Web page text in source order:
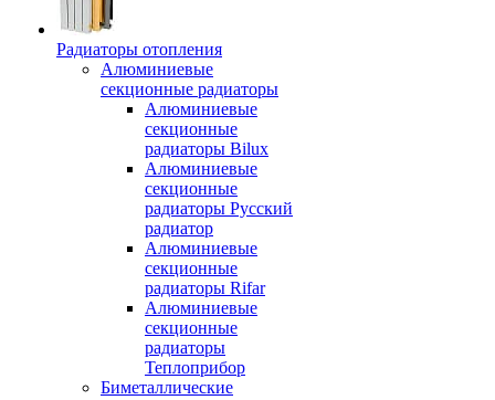
Радиаторы отопления
Алюминиевые
секционные радиаторы
Алюминиевые
секционные
радиаторы Bilux
Алюминиевые
секционные
радиаторы Русский
радиатор
Алюминиевые
секционные
радиаторы Rifar
Алюминиевые
секционные
радиаторы
Теплоприбор
Биметаллические